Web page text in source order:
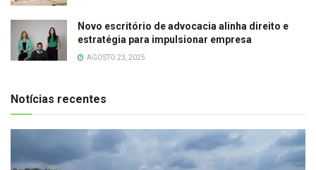
Novo escritório de advocacia alinha direito e
estratégia para impulsionar empresa
AGOSTO 23, 2025
Notícias recentes